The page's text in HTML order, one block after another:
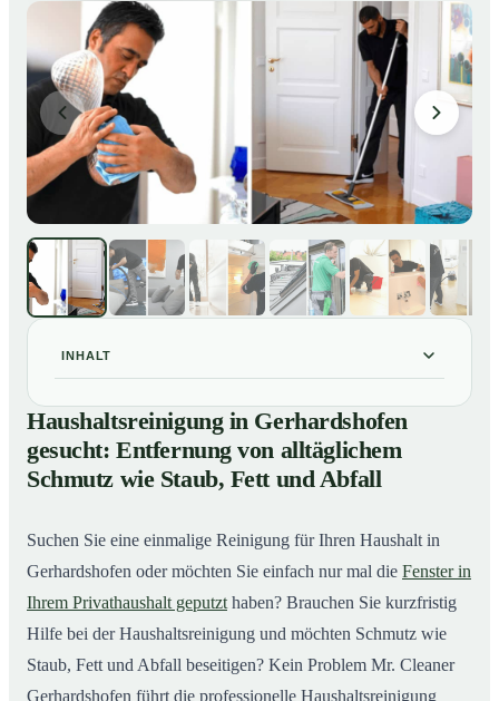
INHALT
Haushaltsreinigung in Gerhardshofen gesucht:
Entfernung von alltäglichem Schmutz wie Staub, Fett
und Abfall
02So läuft eine professionelle Haushaltsreinigung in
Haushaltsreinigung in Gerhardshofen
gesucht: Entfernung von alltäglichem
Schmutz wie Staub, Fett und Abfall
Suchen Sie eine einmalige Reinigung für Ihren Haushalt in
Gerhardshofen oder möchten Sie einfach nur mal die Fenster in
Ihrem Privathaushalt geputzt haben? Brauchen Sie kurzfristig
Hilfe bei der Haushaltsreinigung und möchten Schmutz wie
Staub, Fett und Abfall beseitigen? Kein Problem Mr. Cleaner
Gerhardshofen führt die professionelle Haushaltsreinigung